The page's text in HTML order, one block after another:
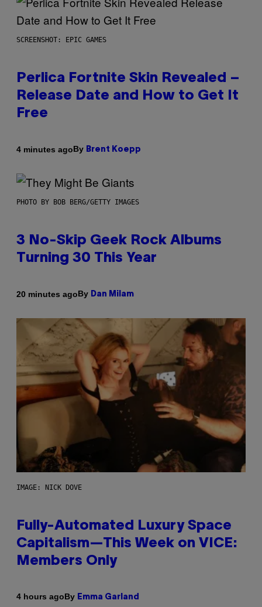
SCREENSHOT: EPIC GAMES
Perlica Fortnite Skin Revealed –
Release Date and How to Get It
Free
4 minutes agoBy Brent Koepp
PHOTO BY BOB BERG/GETTY IMAGES
3 No-Skip Geek Rock Albums
Turning 30 This Year
20 minutes agoBy Dan Milam
IMAGE: NICK DOVE
Fully-Automated Luxury Space
Capitalism—This Week on VICE:
Members Only
4 hours agoBy Emma Garland